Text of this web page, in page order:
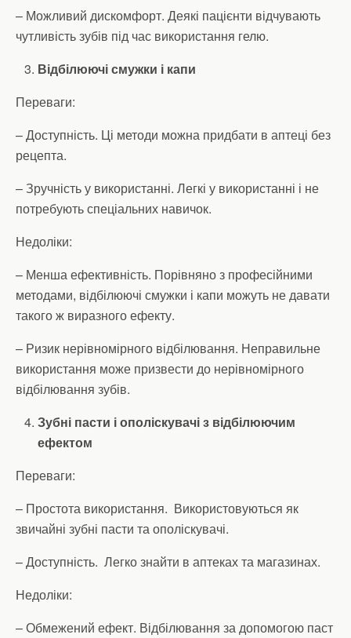
– Можливий дискомфорт. Деякі пацієнти відчувають
чутливість зубів під час використання гелю.
Відбілюючі смужки і капи
Переваги:
– Доступність. Ці методи можна придбати в аптеці без
рецепта.
– Зручність у використанні. Легкі у використанні і не
потребують спеціальних навичок.
Недоліки:
– Менша ефективність. Порівняно з професійними
методами, відбілюючі смужки і капи можуть не давати
такого ж виразного ефекту.
– Ризик нерівномірного відбілювання. Неправильне
використання може призвести до нерівномірного
відбілювання зубів.
Зубні пасти і ополіскувачі з відбілюючим
ефектом
Переваги:
– Простота використання. Використовуються як
звичайні зубні пасти та ополіскувачі.
– Доступність. Легко знайти в аптеках та магазинах.
Недоліки:
– Обмежений ефект. Відбілювання за допомогою паст